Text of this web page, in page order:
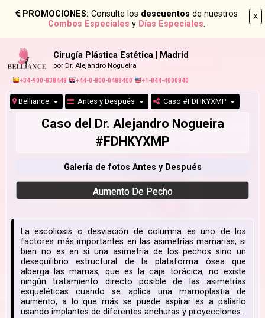
X
PROMOCIONES: Consulte los descuentos de nuestros
Combos Especiales y Días Especiales.
Cirugía Plástica Estética | Madrid
por Dr. Alejandro Nogueira
+34-900-838448 +44-0-800-0488400 +1-844-4000840
Belliance Antes y Después Caso #FDHKYXMP
Caso del Dr. Alejandro Nogueira
#FDHKYXMP
Galería de fotos Antes y Después
Aumento De Pecho
La escoliosis o desviación de columna es uno de los
factores más importantes en las asimetrías mamarias, si
bien no es en sí una asimetría de los pechos sino un
desequilibrio estructural de la plataforma ósea que
alberga las mamas, que es la caja torácica; no existe
ningún tratamiento directo posible de las asimetrías
esqueléticas cuando se aplica una mamoplastia de
aumento, a lo que más se puede aspirar es a paliarlo
usando implantes de diferentes anchuras y proyecciones.